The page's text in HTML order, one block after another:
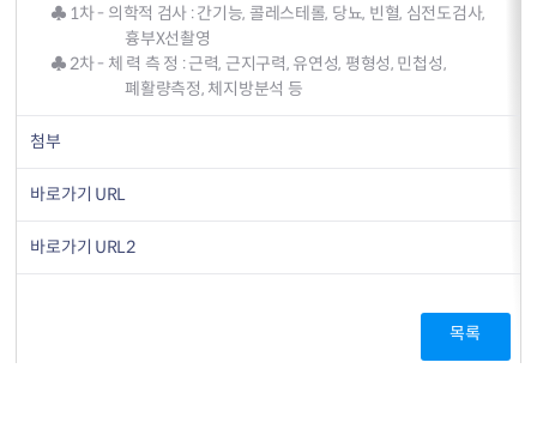
♣ 1차 - 의학적 검사 : 간기능, 콜레스테롤, 당뇨, 빈혈, 심전도검사,
흉부X선촬영
♣ 2차 - 체 력 측 정 : 근력, 근지구력, 유연성, 평형성, 민첩성,
폐활량측정, 체지방분석 등
첨부
바로가기 URL
바로가기 URL2
목록